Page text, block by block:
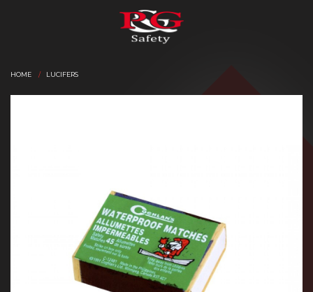
HOME LUCIFERS